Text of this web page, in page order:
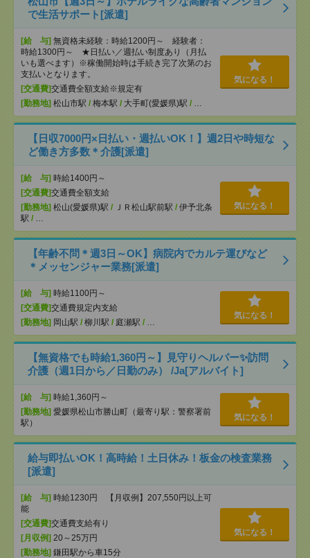
で生活サポート[派遣]
[給 与] 無資格未経験：時給1200円～ 経験者：
時給1300円～ ★日払い／週払い制度あり（月払
いも選べます）※稼働開始時は手続き完了次第のお
支払いとなります。
[交通費]交通費全額支給※規定有
[勤務地] 松山市駅 / 梅本駅 / 大手町(愛媛県)駅 / …
気になる！
【日収7000円×日払い・週払いOK！】週2日や時短な
ど働き方多数＊介護[派遣]
[給 与] 時給1400円～
[交通費]交通費全額支給
[勤務地] 松山(愛媛県)駅 / ＪＲ松山駅前駅 / 伊予北条
駅 / …
気になる！
【年齢不問＊週3日～OK】病院内でカルテ運びなど
＊メッセンジャー業務[派遣]
[給 与] 時給1100円～
[交通費]交通費規定内支給
[勤務地] 岡山駅 / 柳川駅 / 庭瀬駅 / …
気になる！
【無資格でも時給1,360円～】見守りヘルパー✨訪問
介護（週1日から／日勤のみ） /Ja[アルバイト]
[給 与] 時給1,360円～
[勤務地] 愛媛県松山市勝山町（最寄り駅：警察署前
駅）
気になる！
給与即払いOK！高時給！土日休み！板金の検査業務
[派遣]
[給 与] 時給1230円 【月収例】207,550円以上可
能
[交通費]交通費支給有り
[月収例] 20～25万円
[勤務地] 鎌田駅から車15分
気になる！